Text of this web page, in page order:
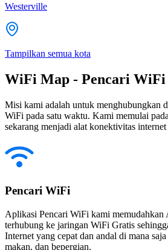
Westerville
Tampilkan semua kota
WiFi Map - Pencari WiFi
Misi kami adalah untuk menghubungkan
WiFi pada satu waktu. Kami memulai
sekarang menjadi alat konektivitas
Pencari WiFi
Aplikasi Pencari WiFi kami memudahkan
terhubung ke jaringan WiFi Gratis
Internet yang cepat dan andal di mana
makan, dan bepergian.